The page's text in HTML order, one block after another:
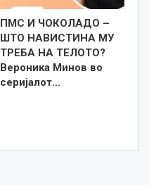
ПМС И ЧОКОЛАДО –
ШТО НАВИСТИНА МУ
ТРЕБА НА ТЕЛОТО?
Вероника Минов во
серијалот…